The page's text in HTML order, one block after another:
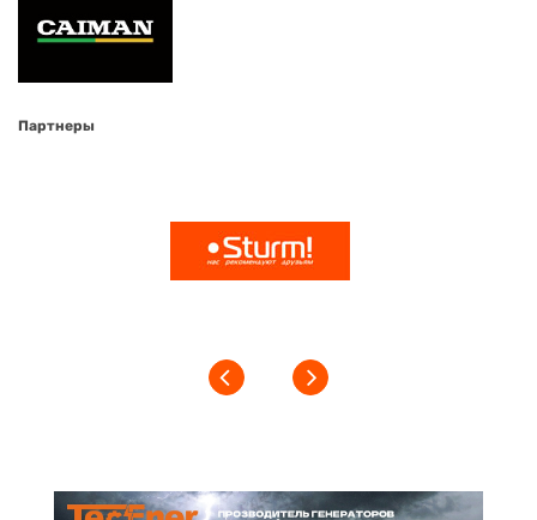
Партнеры